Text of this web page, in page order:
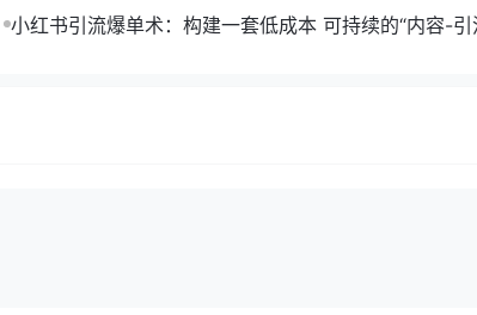
单部剧收益破万
小红书引流爆单术：构建一套低成本 可持续的“内容-